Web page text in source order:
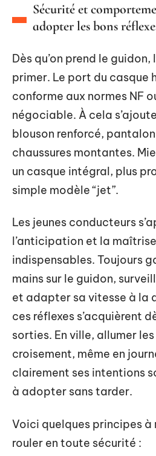
Sécurité et
adopter les bons
Dès qu’on prend le
primer. Le port du casque
conforme aux normes NF
négociable. À cela
blouson renforcé,
chaussures montantes.
un casque intégral, plus
simple modèle “jet”.
Les jeunes conducteurs
l’anticipation et la
indispensables. Toujours
mains sur le guidon,
et adapter sa vitesse à la
ces réflexes s’acquièrent
sorties. En ville, allumer
croisement, même en
clairement ses intentions
à adopter sans tarder.
Voici quelques principes
rouler en toute sécurité :